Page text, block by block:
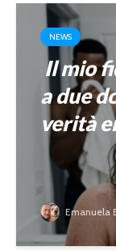
NEWS
Il mio
a due
verità
Emanuela